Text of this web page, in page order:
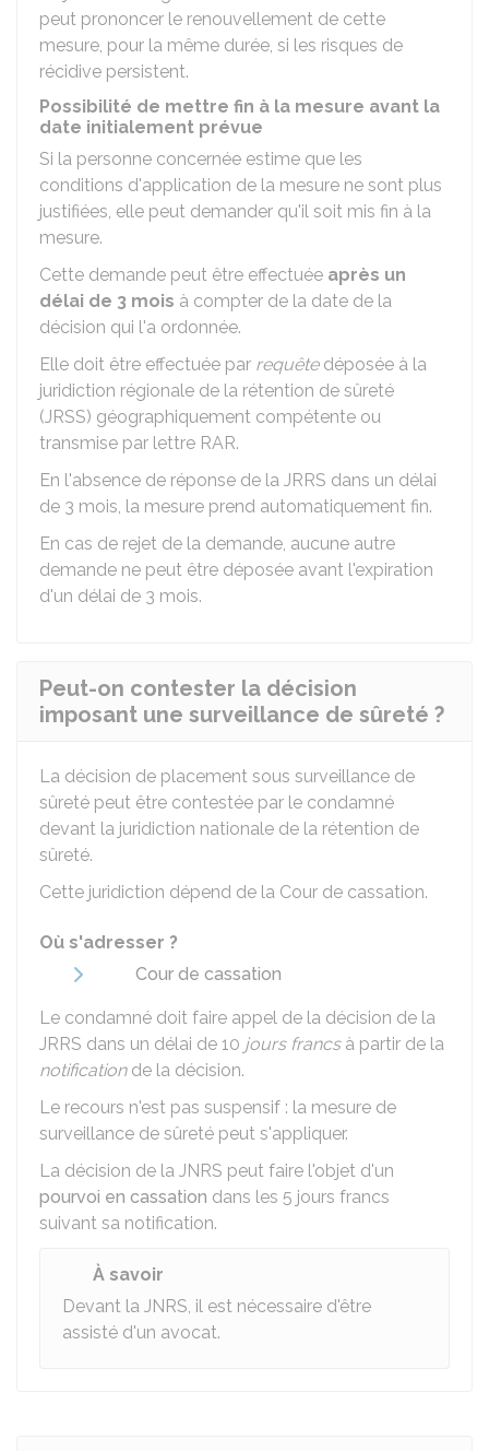
peut prononcer le renouvellement de cette
mesure, pour la même durée, si les risques de
récidive persistent.
Possibilité de mettre fin à la mesure avant la
date initialement prévue
Si la personne concernée estime que les
conditions d'application de la mesure ne sont plus
justifiées, elle peut demander qu'il soit mis fin à la
mesure.
Cette demande peut être effectuée après un
délai de 3 mois à compter de la date de la
décision qui l'a ordonnée.
Elle doit être effectuée par requêtedéposée à la
juridiction régionale de la rétention de sûreté
(JRSS) géographiquement compétente ou
transmise par lettre RAR.
En l'absence de réponse de la JRRS dans un délai
de 3 mois, la mesure prend automatiquement fin.
En cas de rejet de la demande, aucune autre
demande ne peut être déposée avant l'expiration
d'un délai de 3 mois.
Peut-on contester la décision
imposant une surveillance de sûreté ?
La décision de placement sous surveillance de
sûreté peut être contestée par le condamné
devant la juridiction nationale de la rétention de
sûreté.
Cette juridiction dépend de la Cour de cassation.
Où s'adresser ?
Cour de cassation
Le condamné doit faire appel de la décision de la
JRRS dans un délai de 10 jours francsà partir de la
notificationde la décision.
Le recours n'est pas suspensif : la mesure de
surveillance de sûreté peut s'appliquer.
La décision de la JNRS peut faire l'objet d'un
pourvoi en cassation dans les 5 jours francs
suivant sa notification.
À savoir
Devant la JNRS, il est nécessaire d'être
assisté d'un avocat.